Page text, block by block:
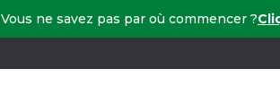
Vous ne savez pas par où commencer ?